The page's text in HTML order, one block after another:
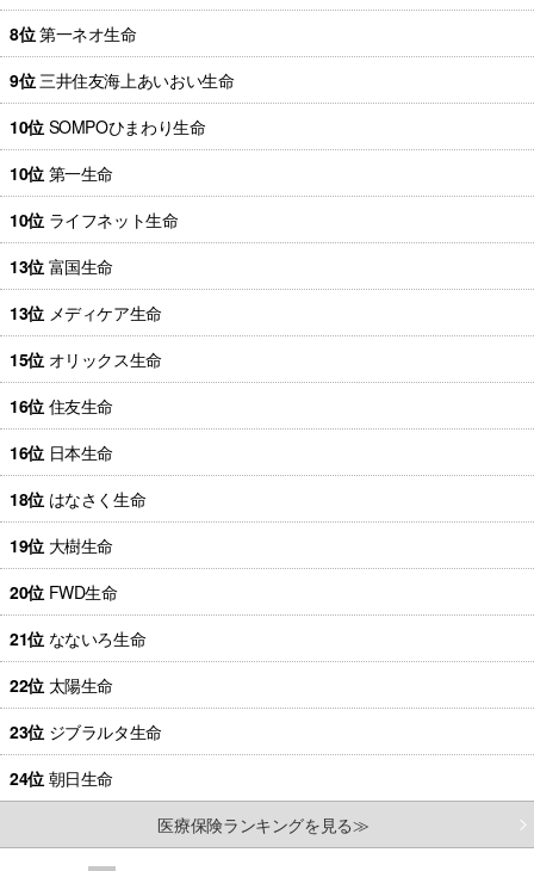
8位第一ネオ生命
9位 三井住友海上あいおい生命
10位 SOMPOひまわり生命
10位 第一生命
10位 ライフネット生命
13位 富国生命
13位 メディケア生命
15位 オリックス生命
16位 住友生命
16位 日本生命
18位 はなさく生命
19位 大樹生命
20位 FWD生命
21位 なないろ生命
22位 太陽生命
23位 ジブラルタ生命
24位 朝日生命
医療保険ランキングを見る≫